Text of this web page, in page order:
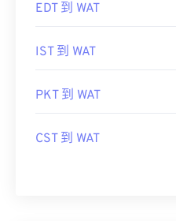
EDT 到 WAT
IST 到 WAT
PKT 到 WAT
CST 到 WAT